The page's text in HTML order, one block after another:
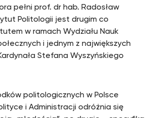
pełni prof. dr hab. Radosław
Politologii jest drugim co
w ramach Wydziału Nauk
i jednym z największych
Stefana Wyszyńskiego
politologicznych w Polsce
i Administracji odróżnia się